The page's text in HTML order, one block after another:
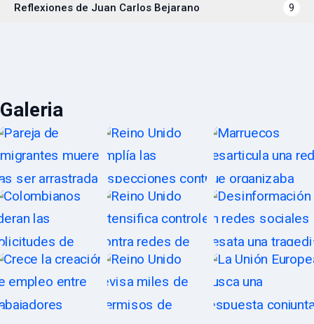
Reflexiones de Juan Carlos Bejarano 9
Galeria